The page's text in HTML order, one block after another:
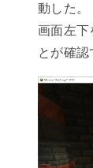
動した。
画面左下
とが確認